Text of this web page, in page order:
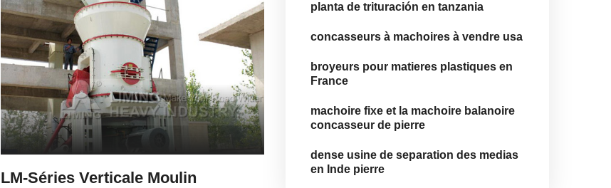
LM-Séries Verticale Moulin
planta de trituración en tanzania
concasseurs à machoires à vendre usa
broyeurs pour matieres plastiques en
France
machoire fixe et la machoire balanoire
concasseur de pierre
dense usine de separation des medias
en Inde pierre